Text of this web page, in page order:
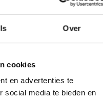
Over
cookies
en advertenties te
social media te bieden en